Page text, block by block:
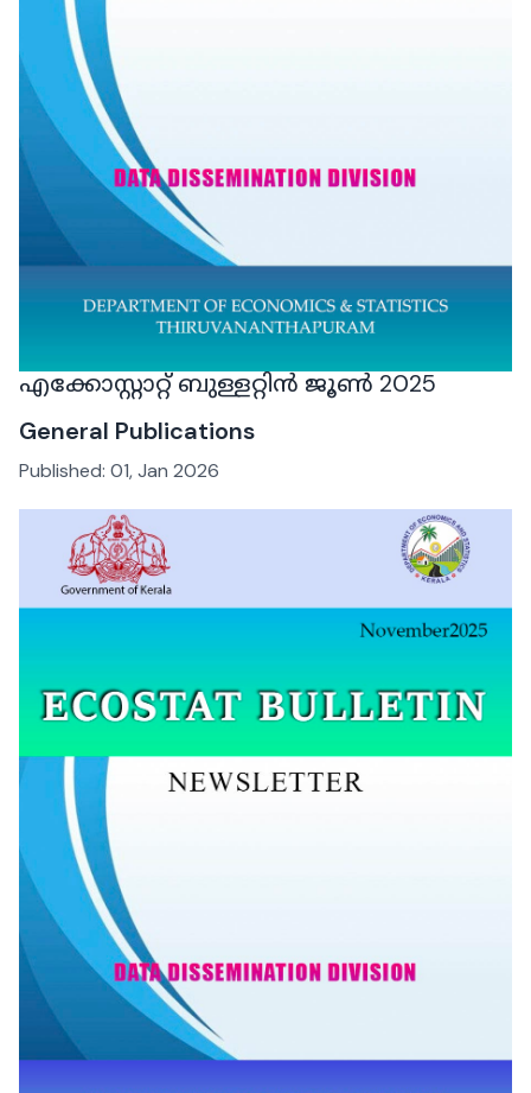
എക്കോസ്റ്റാറ്റ് ബുള്ളറ്റിൻ ജൂൺ 2025
General Publications
Published: 01, Jan 2026